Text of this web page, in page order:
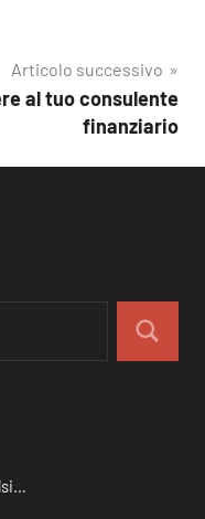
Articolo successivo
al tuo consulente
finanziario
Cerca